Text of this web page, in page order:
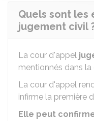
Quels sont les
jugement civil
La cour d'appel
mentionnés dans
La cour d'appel
infirme la première
Elle peut